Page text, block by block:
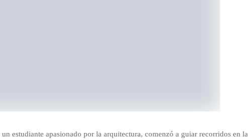
estudiante apasionado por la arquitectura, comenzó a guiar recorridos en la